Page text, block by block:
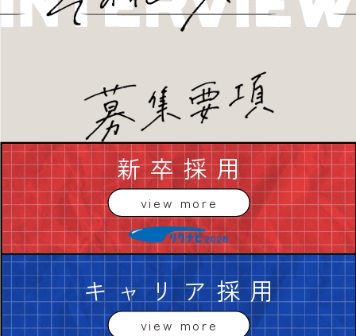
新卒採用
view more
キャリア採用
view more